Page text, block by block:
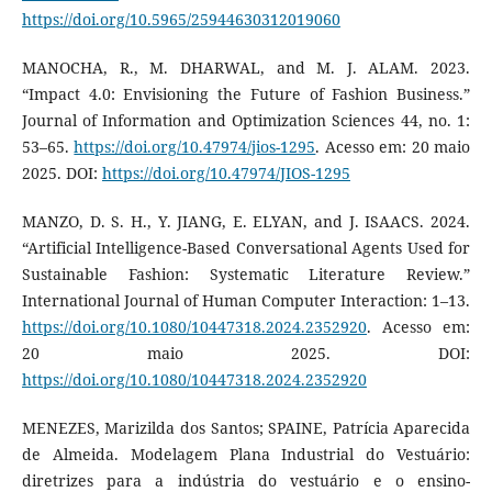
https://doi.org/10.5965/25944630312019060
MANOCHA, R., M. DHARWAL, and M. J. ALAM. 2023.
“Impact 4.0: Envisioning the Future of Fashion Business.”
Journal of Information and Optimization Sciences 44, no. 1:
53–65.https://doi.org/10.47974/jios-1295. Acesso em: 20 maio
2025. DOI: https://doi.org/10.47974/JIOS-1295
MANZO, D. S. H., Y. JIANG, E. ELYAN, and J. ISAACS. 2024.
“Artificial Intelligence-Based Conversational Agents Used for
Sustainable Fashion: Systematic Literature Review.”
International Journal of Human Computer Interaction: 1–13.
https://doi.org/10.1080/10447318.2024.2352920. Acesso em:
20 maio 2025. DOI:
https://doi.org/10.1080/10447318.2024.2352920
MENEZES, Marizilda dos Santos; SPAINE, Patrícia Aparecida
de Almeida. Modelagem Plana Industrial do Vestuário:
diretrizes para a indústria do vestuário e o ensino-